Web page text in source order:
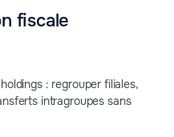
fiscale
: regrouper filiales,
intragroupes sans